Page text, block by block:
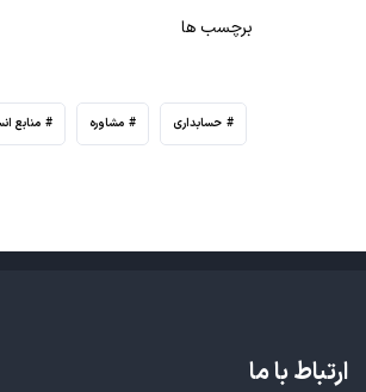
برچسب ها
حسابداری مشاوره منابع
ارتباط با ما